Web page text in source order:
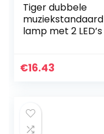
Tiger dubbele
muziekstandaard
lamp met 2 LED’s
€16.43